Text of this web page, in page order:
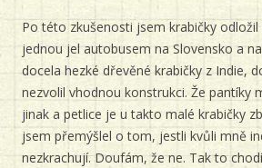
Po této zkušenosti jsem krabičky
jednou jel autobusem na Slovensko a
docela hezké dřevěné krabičky z Indie,
nezvolil vhodnou konstrukci. Že pantíky
jinak a petlice je u takto malé krabičky
jsem přemýšlel o tom, jestli kvůli mně
nezkrachují. Doufám, že ne. Tak to